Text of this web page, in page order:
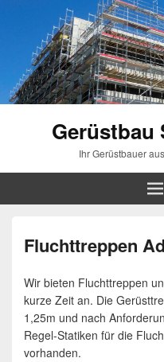
Gerüstbau
Ihr Gerüstbauer
Fluchttreppen
Wir bieten Fluchttreppen
kurze Zeit an. Die
1,25m und nach
Regel-Statiken für die
vorhanden.